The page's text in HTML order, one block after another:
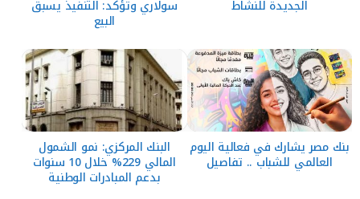
الجديدة للنشاط سولاري وتؤكد: التنفيذ يسبق
البيع
بنك مصر يشارك في فعالية اليوم
العالمي للشباب .. تفاصيل
البنك المركزي: نمو الشمول
المالي 229% خلال 10 سنوات
بدعم المبادرات الوطنية